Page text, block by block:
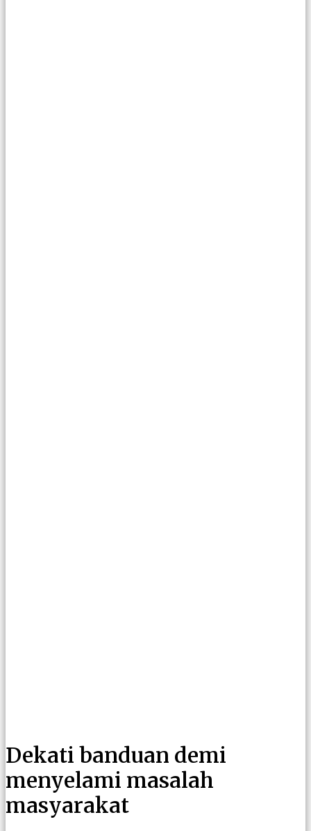
Dekati banduan demi
menyelami masalah
masyarakat